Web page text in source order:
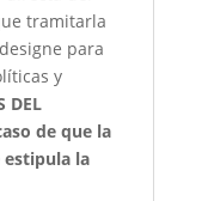
tramitarla
para
y
DEL
de que la
estipula la